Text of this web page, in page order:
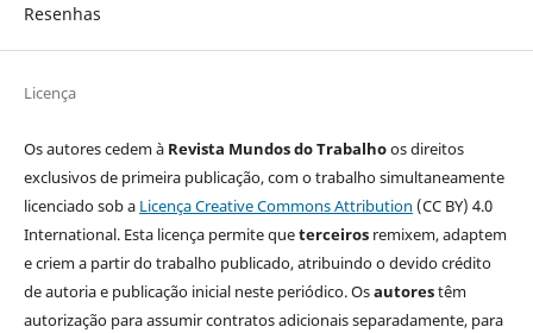
Resenhas
Licença
Os autores cedem à Revista Mundos do Trabalhoos direitos
exclusivos de primeira publicação, com o trabalho simultaneamente
licenciado sob a Licença Creative Commons Attribution (CC BY) 4.0
International. Esta licença permite queterceirosremixem, adaptem
e criem a partir do trabalho publicado, atribuindo o devido crédito
de autoria e publicação inicial neste periódico. Osautorestêm
autorização para assumir contratos adicionais separadamente, para